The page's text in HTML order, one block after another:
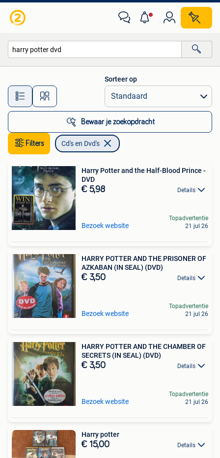
Alle afstanden…
Sorteer op
Bewaar je zoekopdracht
Filters Cd's en Dvd's
Harry Potter and the Half-Blood Prince -
DVD
€ 5,98 Details
Bezoek website
Topadvertentie
21 jul 26
HARRY POTTER AND THE PRISONER OF
AZKABAN (IN SEAL) (DVD)
€ 3,50 Details
Bezoek website
Topadvertentie
21 jul 26
HARRY POTTER AND THE CHAMBER OF
SECRETS (IN SEAL) (DVD)
€ 3,50 Details
Bezoek website
Topadvertentie
21 jul 26
Harry potter
€ 15,00 Details